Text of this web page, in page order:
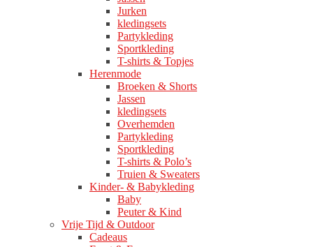
Jurken
kledingsets
Partykleding
Sportkleding
T-shirts & Topjes
Herenmode
Broeken & Shorts
Jassen
kledingsets
Overhemden
Partykleding
Sportkleding
T-shirts & Polo’s
Truien & Sweaters
Kinder- & Babykleding
Baby
Peuter & Kind
Vrije Tijd & Outdoor
Cadeaus